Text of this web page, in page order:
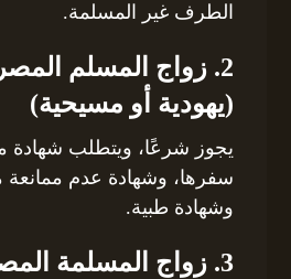
الطرف غير المسلمة.
2. زواج المسلم
(يهودية أو مسيحية)
يجوز شرعًا، ويتطلب شهادة
سفرها، وشهادة عدم ممانعة
وشهادة طبية.
3. زواج المسلمة